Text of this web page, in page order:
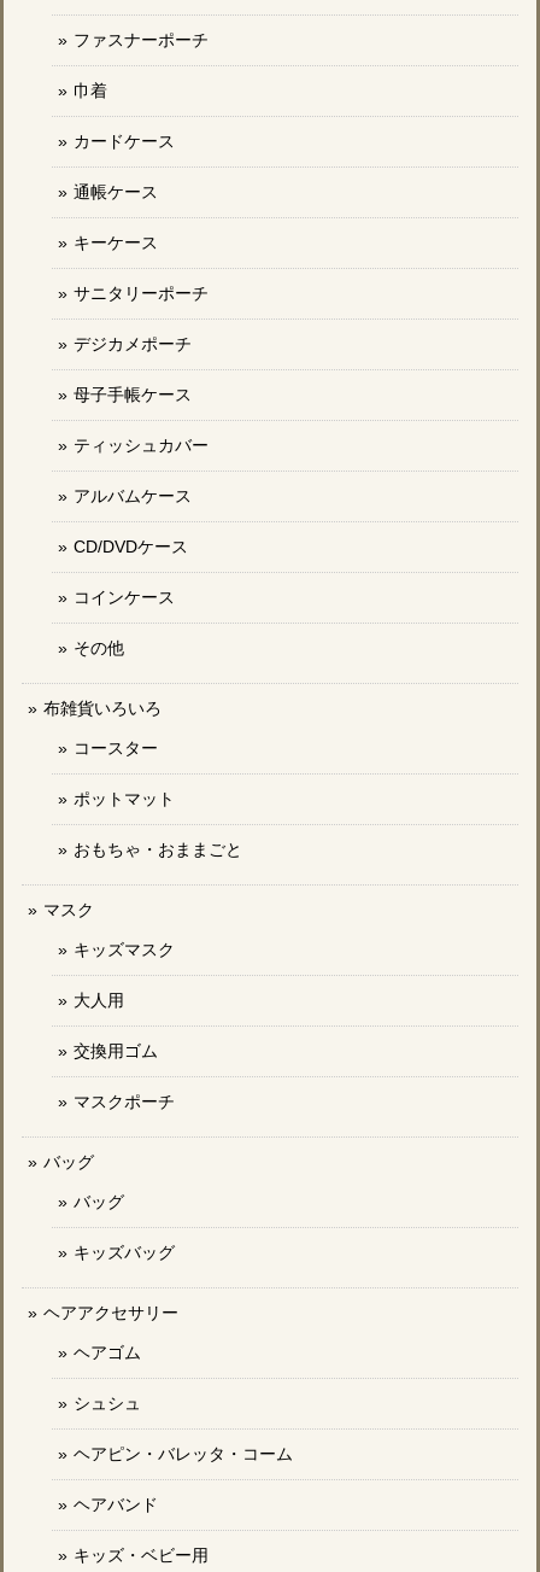
ファスナーポーチ
巾着
カードケース
通帳ケース
キーケース
サニタリーポーチ
デジカメポーチ
母子手帳ケース
ティッシュカバー
アルバムケース
CD/DVDケース
コインケース
その他
布雑貨いろいろ
コースター
ポットマット
おもちゃ・おままごと
マスク
キッズマスク
大人用
交換用ゴム
マスクポーチ
バッグ
バッグ
キッズバッグ
ヘアアクセサリー
ヘアゴム
シュシュ
ヘアピン・バレッタ・コーム
ヘアバンド
キッズ・ベビー用